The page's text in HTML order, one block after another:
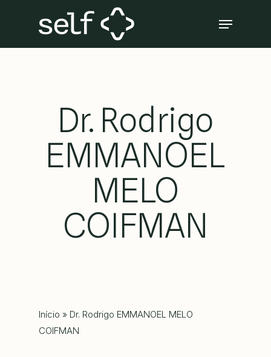
Menu
Dr. Rodrigo
EMMANOEL
MELO
COIFMAN
Início » Dr. Rodrigo EMMANOEL MELO
COIFMAN